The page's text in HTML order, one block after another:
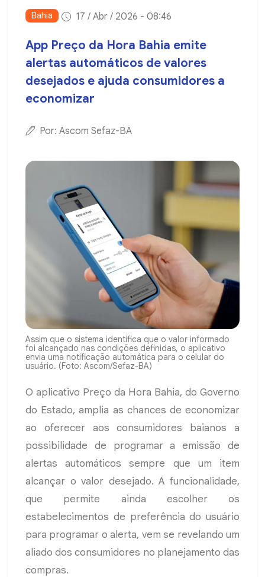
Bahia 17 / Abr / 2026 - 08:46
App Preço da Hora Bahia emite
alertas automáticos de valores
desejados e ajuda consumidores a
economizar
Por: Ascom Sefaz-BA
Assim que o sistema identifica que o valor informado
foi alcançado nas condições definidas, o aplicativo
envia uma notificação automática para o celular do
usuário. (Foto: Ascom/Sefaz-BA)
O aplicativo Preço da Hora Bahia, do Governo
do Estado, amplia as chances de economizar
ao oferecer aos consumidores baianos a
possibilidade de programar a emissão de
alertas automáticos sempre que um item
alcançar o valor desejado. A funcionalidade,
que permite ainda escolher os
estabelecimentos de preferência do usuário
para programar o alerta, vem se revelando um
aliado dos consumidores no planejamento das
compras.